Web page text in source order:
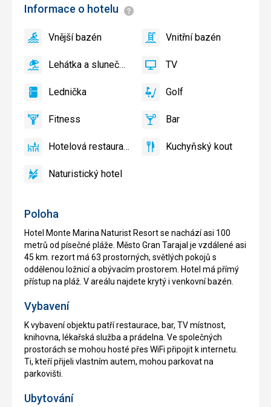
Poloha
Hotel Monte Marina Naturist Resort se nachází asi 100
metrů od písečné pláže. Město Gran Tarajal je vzdálené asi
45 km. rezort má 63 prostorných, světlých pokojů s
oddělenou ložnicí a obývacím prostorem. Hotel má přímý
přístup na pláž. V areálu najdete krytý i venkovní bazén.
Vybavení
K vybavení objektu patří restaurace, bar, TV místnost,
knihovna, lékařská služba a prádelna. Ve společných
prostorách se mohou hosté přes WiFi připojit k internetu.
Ti, kteří přijeli vlastním autem, mohou parkovat na
parkovišti.
Ubytování
Informace o hotelu Informace
VnějšíVnější bazén
ano
VnitřníVnitřní bazén
ano
Lehátka
slunečníky
bazénu
Lehátka a slunečníky u bazénu zdarma
ano TV TV
ano
LedničkaLednička
ano Golf Golf
ano
FitnessFitness
ano Bar Bar
ano
Hotelová
Hotelová restaurace
ano
Kuchyňský
Kuchyňský kout
ano
Naturistický
Naturistický hotel
ano